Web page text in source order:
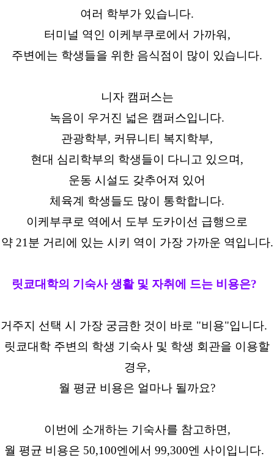
여러 학부가 있습니다.
터미널 역인 이케부쿠로에서 가까워,
주변에는 학생들을 위한 음식점이 많이 있습니다.
니자 캠퍼스는
녹음이 우거진 넓은 캠퍼스입니다.
관광학부, 커뮤니티 복지학부,
현대 심리학부의 학생들이 다니고 있으며,
운동 시설도 갖추어져 있어
체육계 학생들도 많이 통학합니다.
이케부쿠로 역에서 도부 도카이선 급행으로
약 21분 거리에 있는 시키 역이 가장 가까운 역입니다.
릿쿄대학의 기숙사 생활 및 자취에 드는 비용은?
거주지 선택 시 가장 궁금한 것이 바로 "비용"입니다.
릿쿄대학 주변의 학생 기숙사 및 학생 회관을 이용할
경우,
월 평균 비용은 얼마나 될까요?
이번에 소개하는 기숙사를 참고하면,
월 평균 비용은 50,100엔에서 99,300엔 사이입니다.